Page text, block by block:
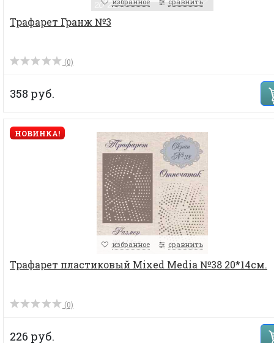
Трафарет Гранж №3
(0)
358 руб.
НОВИНКА!
избранное сравнить
Трафарет пластиковый Mixed Media №38 20*14см.
(0)
226 руб.